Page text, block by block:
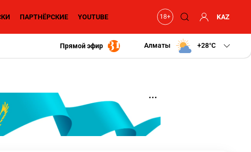
ПАРТНЁРСКИЕ YOUTUBE KAZ
Прямой эфир Алматы +28 C